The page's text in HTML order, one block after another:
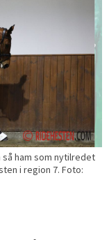
så ham som nytilredet
i region 7. Foto: